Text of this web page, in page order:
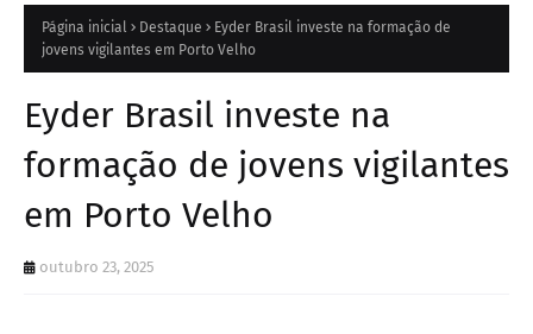
Página inicial Destaque
Eyder Brasil investe na formação de
jovens vigilantes em Porto Velho
Eyder Brasil investe na
formação de jovens vigilantes
em Porto Velho
outubro 23, 2025